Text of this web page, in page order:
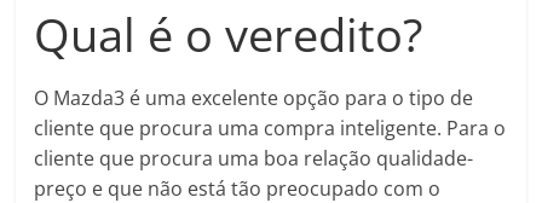
Qual é o veredito?
O Mazda3 é uma excelente opção para o tipo de
cliente que procura uma compra inteligente. Para o
cliente que procura uma boa relação qualidade-
preço e que não está tão preocupado com o